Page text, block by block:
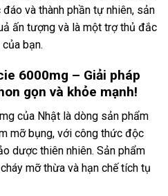
và thành phần tự nhiên, sản
ấn tượng và là một trợ thủ đắc
bạn.
6000mg – Giải pháp
gọn và khỏe mạnh!
của Nhật là dòng sản phẩm
mỡ bụng, với công thức độc
dược thiên nhiên. Sản phẩm
mỡ thừa và hạn chế tích tụ